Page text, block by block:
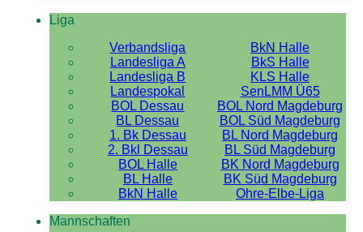
Liga
Verbandsliga
BkN Halle
Landesliga A
BkS Halle
Landesliga B
KLS Halle
Landespokal
SenLMM Ü65
BOL Dessau
BOL Nord Magdeburg
BL Dessau
BOL Süd Magdeburg
1. Bk Dessau
BL Nord Magdeburg
2. Bkl Dessau
BL Süd Magdeburg
BOL Halle
BK Nord Magdeburg
BL Halle
BK Süd Magdeburg
BkN Halle
Ohre-Elbe-Liga
Mannschaften